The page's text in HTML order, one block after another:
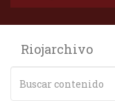
Riojarchivo